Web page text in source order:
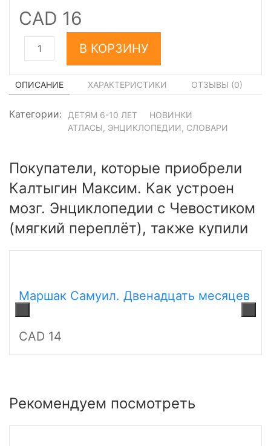
CAD 16
В КОРЗИНУ
ОПИСАНИЕ ХАРАКТЕРИСТИКИ ОТЗЫВЫ (0)
Категории: ДЕТЯМ 6-10 ЛЕТ
НОВИНКИ
АТЛАСЫ, ЭНЦИКЛОПЕДИИ, СЛОВАРИ
Покупатели, которые приобрели
Калтыгин Максим. Как устроен
мозг. Энциклопедии с Чевостиком
(мягкий переплёт), также купили
Маршак Самуил. Двенадцать месяцев
CAD 14
Рекомендуем посмотреть